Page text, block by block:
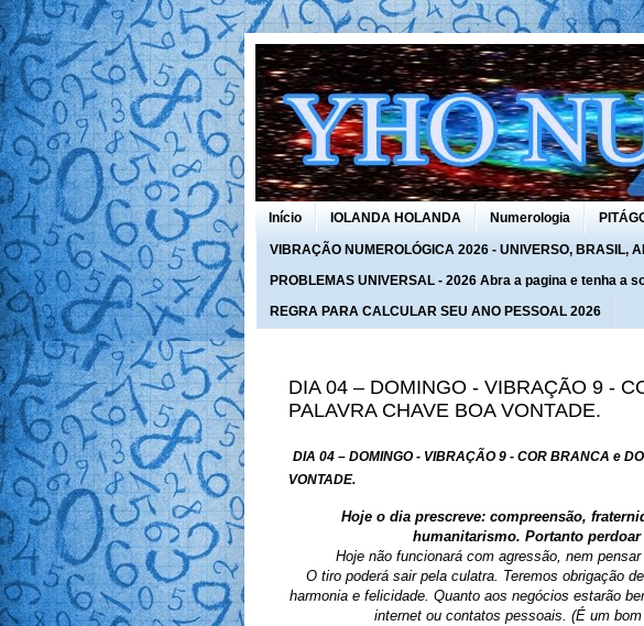
Início IOLANDA HOLANDA Numerologia
VIBRAÇÃO NUMEROLÓGICA 2026 - UNIVERSO, BRASIL,
PROBLEMAS UNIVERSAL - 2026 Abra a pagina e tenha a
REGRA PARA CALCULAR SEU ANO PESSOAL 2026
DIA 04 – DOMINGO - VIBRAÇÃO 9 -
PALAVRA CHAVE BOA VONTADE.
DIA 04 – DOMINGO - VIBRAÇÃO 9 - COR BRANCA e
VONTADE.
Hoje o dia prescreve: compreensão,
humanitarismo. Portanto perdoar
Hoje não funcionará com agressão, nem
O tiro poderá sair pela culatra. Teremos obrigação
harmonia e felicidade. Quanto aos negócios estarão
internet ou contatos pessoais. (É um